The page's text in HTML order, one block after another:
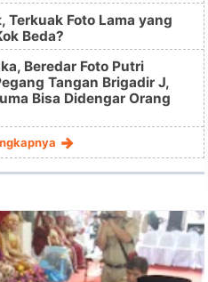
Terkuak Foto Lama yang
Beda?
Beredar Foto Putri
Tangan Brigadir J,
Bisa Didengar Orang